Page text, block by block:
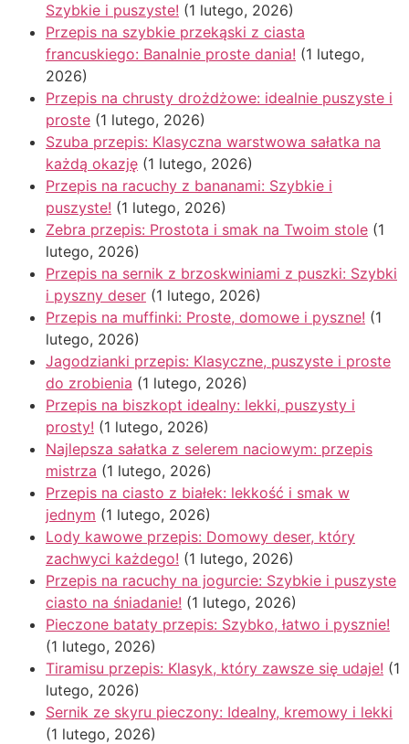
Szybkie i puszyste! (1 lutego, 2026)
Przepis na szybkie przekąski z ciasta
francuskiego: Banalnie proste dania! (1 lutego,
2026)
Przepis na chrusty drożdżowe: idealnie puszyste i
proste (1 lutego, 2026)
Szuba przepis: Klasyczna warstwowa sałatka na
każdą okazję (1 lutego, 2026)
Przepis na racuchy z bananami: Szybkie i
puszyste! (1 lutego, 2026)
Zebra przepis: Prostota i smak na Twoim stole (1
lutego, 2026)
Przepis na sernik z brzoskwiniami z puszki: Szybki
i pyszny deser (1 lutego, 2026)
Przepis na muffinki: Proste, domowe i pyszne! (1
lutego, 2026)
Jagodzianki przepis: Klasyczne, puszyste i proste
do zrobienia (1 lutego, 2026)
Przepis na biszkopt idealny: lekki, puszysty i
prosty! (1 lutego, 2026)
Najlepsza sałatka z selerem naciowym: przepis
mistrza (1 lutego, 2026)
Przepis na ciasto z białek: lekkość i smak w
jednym (1 lutego, 2026)
Lody kawowe przepis: Domowy deser, który
zachwyci każdego! (1 lutego, 2026)
Przepis na racuchy na jogurcie: Szybkie i puszyste
ciasto na śniadanie! (1 lutego, 2026)
Pieczone bataty przepis: Szybko, łatwo i pysznie!
(1 lutego, 2026)
Tiramisu przepis: Klasyk, który zawsze się udaje! (1
lutego, 2026)
Sernik ze skyru pieczony: Idealny, kremowy i lekki
(1 lutego, 2026)